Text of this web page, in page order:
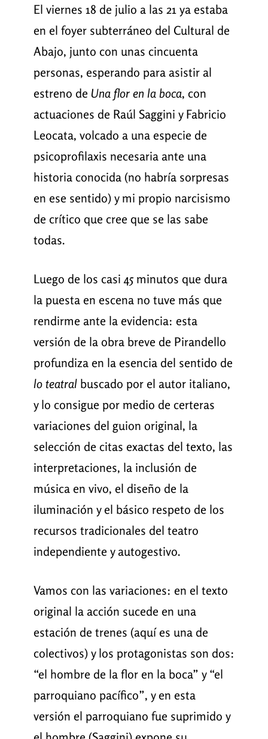
El viernes 18 de julio a las 21 ya estaba
en el foyer subterráneo del Cultural de
Abajo, junto con unas cincuenta
personas, esperando para asistir al
estreno de Una flor en la boca, con
actuaciones de Raúl Saggini y Fabricio
Leocata, volcado a una especie de
psicoprofilaxis necesaria ante una
historia conocida (no habría sorpresas
en ese sentido) y mi propio narcisismo
de crítico que cree que se las sabe
todas.
Luego de los casi 45 minutos que dura
la puesta en escena no tuve más que
rendirme ante la evidencia: esta
versión de la obra breve de Pirandello
profundiza en la esencia del sentido de
lo teatralbuscado por el autor italiano,
y lo consigue por medio de certeras
variaciones del guion original, la
selección de citas exactas del texto, las
interpretaciones, la inclusión de
música en vivo, el diseño de la
iluminación y el básico respeto de los
recursos tradicionales del teatro
independiente y autogestivo.
Vamos con las variaciones: en el texto
original la acción sucede en una
estación de trenes (aquí es una de
colectivos) y los protagonistas son dos:
“el hombre de la flor en la boca” y “el
parroquiano pacífico”, y en esta
versión el parroquiano fue suprimido y